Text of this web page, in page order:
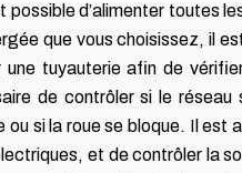
d’alimenter toutes
que vous choisissez, il
tuyauterie afin de
de contrôler si le
si la roue se bloque. Il est
et de contrôler la